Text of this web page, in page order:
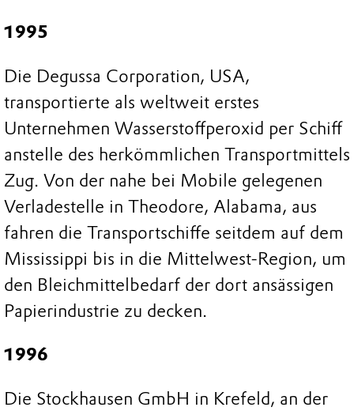
1995
Die Degussa Corporation, USA,
transportierte als weltweit erstes
Unternehmen Wasserstoffperoxid per Schiff
anstelle des herkömmlichen Transportmittels
Zug. Von der nahe bei Mobile gelegenen
Verladestelle in Theodore, Alabama, aus
fahren die Transportschiffe seitdem auf dem
Mississippi bis in die Mittelwest-Region, um
den Bleichmittelbedarf der dort ansässigen
Papierindustrie zu decken.
1996
Die Stockhausen GmbH in Krefeld, an der